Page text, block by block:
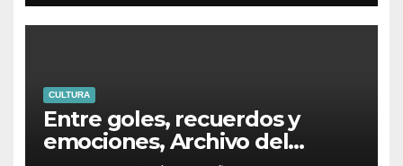
CULTURA
Entre goles, recuerdos y
emociones, Archivo del